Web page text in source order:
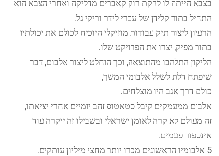
בצבא הייתה לו להקת רוק קאברים מדליקה ואחרי הצבא הוא
התחיל בתור קלידן של עברי לידר וריקי גל.
הרעיון ליצור תיק עבודות מוזיקלי היוכיח לכולם את יכולתיו
בתור מפיק, יצרו את הפרויקט שלו.
הליקון התלהבו מהתוצאה, וכך הוחלט ליצור אלבום, דבר
שיפתח דלת לשלל אלבומי המשך,
כולם דרך אגב היו מוצלחים.
אלבום ממעמקים קיבל סטאטוס זהב יומיים אחרי יציאתו,
זה מעולם לא קרה לאומן ישראלי ובשבילו זה ייקרה עוד
אינספור פעמים.
5 אלבומיו הראשונים מכרו יותר מחצי מיליון עותקים.